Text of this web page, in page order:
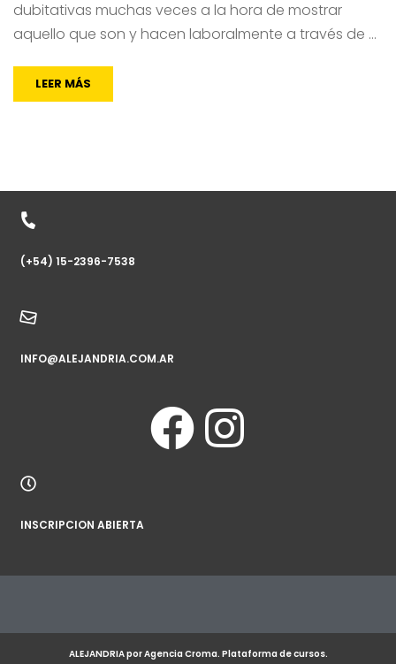
dubitativas muchas veces a la hora de mostrar
aquello que son y hacen laboralmente a través de …
LEER MÁS
(+54) 15-2396-7538
INFO@ALEJANDRIA.COM.AR
INSCRIPCION ABIERTA
ALEJANDRIA por Agencia Croma. Plataforma de cursos.